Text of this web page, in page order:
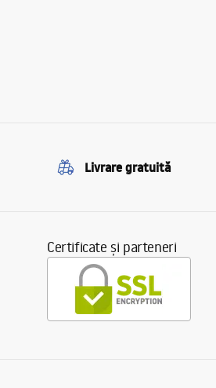
Livrare gratuită
Certificate și parteneri